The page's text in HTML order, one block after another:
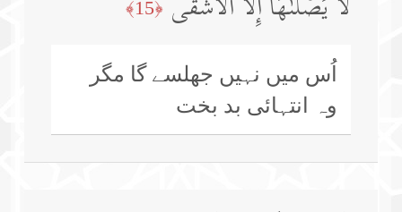
لَا یَصۡلَىٰهَاۤ إِلَّا ٱلۡأَشۡقَى ﴿15﴾
اُس میں نہیں جھلسے گا مگر
وہ انتہائی بد بخت